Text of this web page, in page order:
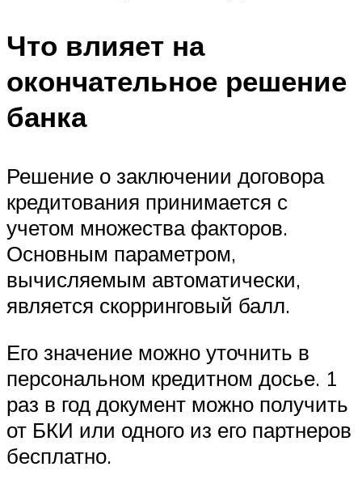
Что влияет на
окончательное решение
банка
Решение о заключении договора
кредитования принимается с
учетом множества факторов.
Основным параметром,
вычисляемым автоматически,
является скорринговый балл.
Его значение можно уточнить в
персональном кредитном досье. 1
раз в год документ можно получить
от БКИ или одного из его партнеров
бесплатно.